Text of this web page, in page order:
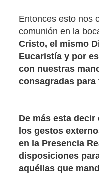
Entonces esto nos
comunión en la
Cristo, el mismo
Eucaristía y por
con nuestras
consagradas
De más esta
los gestos
en la Presencia
disposiciones
aquéllas que